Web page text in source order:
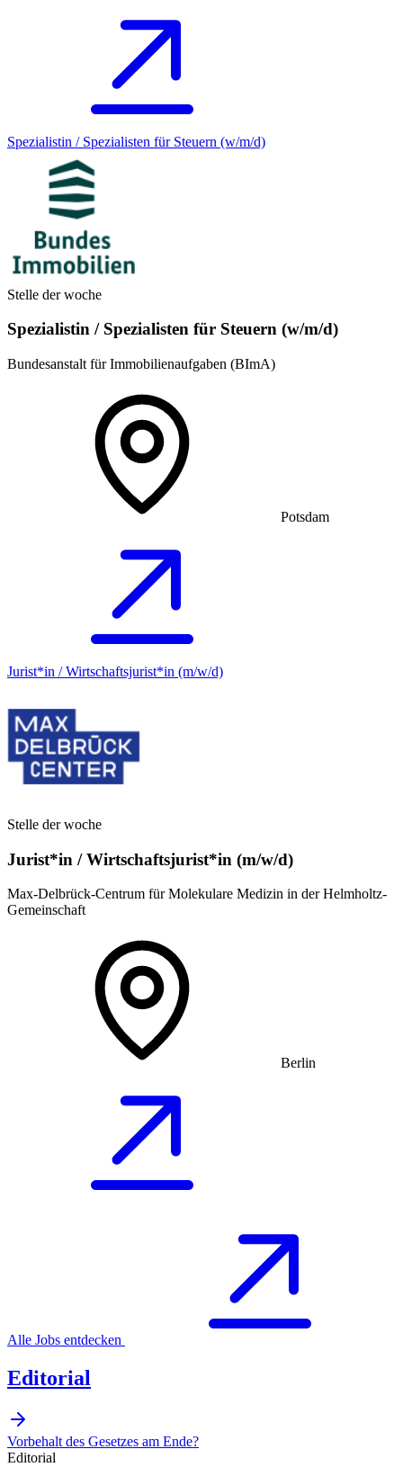
Spezialistin / Spezialisten für Steuern (w/m/d)
Stelle der woche
Spezialistin / Spezialisten für Steuern (w/m/d)
Bundesanstalt für Immobilienaufgaben (BImA)
Potsdam
Jurist*in / Wirtschafts­jurist*in (m/w/d)
Stelle der woche
Jurist*in / Wirtschafts­jurist*in (m/w/d)
Max-Delbrück-Centrum für Molekulare Medizin in der Helmholtz-
Gemeinschaft
Berlin
Alle Jobs entdecken
Editorial
Vorbehalt des Gesetzes am Ende?
Editorial